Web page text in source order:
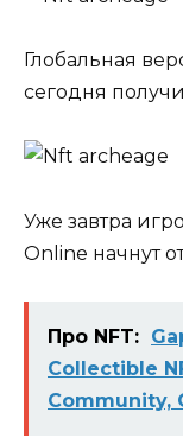
Глобальная
сегодня
Уже завтра
Online начнут
Про NFT:
Collectible
Community,